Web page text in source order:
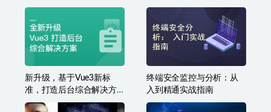
篮球课程
实战
新升级，基于Vue3新标
准，打造后台综合解决方
案
终端安全监控与分析：从
入到精通实战指南